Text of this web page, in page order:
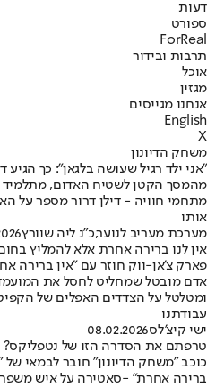
דעות
ספורט
ForReal
תרבות ובידור
אוכל
מגזין
אנחנו מגייסים
English
X
משחק הדיונון
"אני ילד רגיל שעושה בלגאן": כך
מהמסך הקטן לשטיח האדום, מתלמיד
מתחמי חוויה - דילן דרור מספר על
אותו
מערכת מעריב לנוער,כ״נ ליה שוורץ
אין לנו ברירה אחרת אלא להמליץ
פארק צ'אן-ווק חוזר עם "אין ברירה
אדם מובטל שמחליט לחסל את
עבודתנו
ישי קיצ'לס08.02.2026
טרפתם את הסדרה הזו של נטפליקס?
כוכב "משחק הדיונון" חובר לבמאי
ברירה אחרת" -סאטירה על איש